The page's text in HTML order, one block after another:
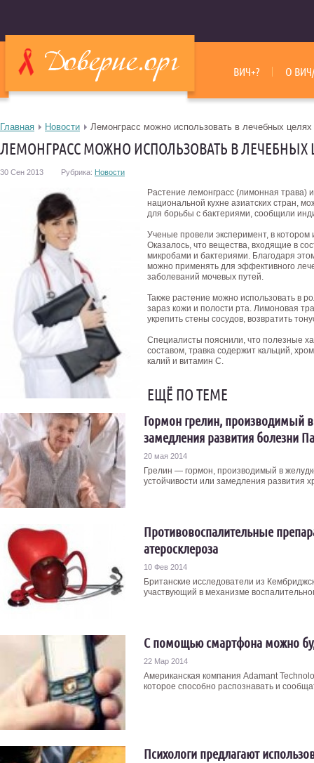
ВИЧ+? О
Главная Новости Лемонграсс можно использовать в лечебных целях
ЛЕМОНГРАСС МОЖНО ИСПОЛЬЗОВАТЬ В ЛЕЧЕБНЫХ
30 Сен 2013 Рубрика: Новости
Растение лемонграсс (лимонная трава)
национальной кухне азиатских стран,
для борьбы с бактериями, сообщили
Ученые провели эксперимент, в котором
Оказалось, что вещества, входящие в
микробами и бактериями. Благодаря
можно применять для эффективного
заболеваний мочевых путей.
Также растение можно использовать в
зараз кожи и полости рта. Лимоновая
укрепить стены сосудов, возвратить
Специалисты пояснили, что полезные
составом, травка содержит кальций,
калий и витамин С.
ЕЩЁ ПО ТЕМЕ
Гормон грелин, производимый
замедления развития болезни
20 мая 2014
Грелин — гормон, производимый в
устойчивости или замедления развития
Противовоспалительные
атеросклероза
10 Фев 2014
Британские исследователи из
участвующий в механизме
С помощью смартфона можно
22 Мар 2014
Американская компания Adamant
которое способно распознавать и
Психологи предлагают